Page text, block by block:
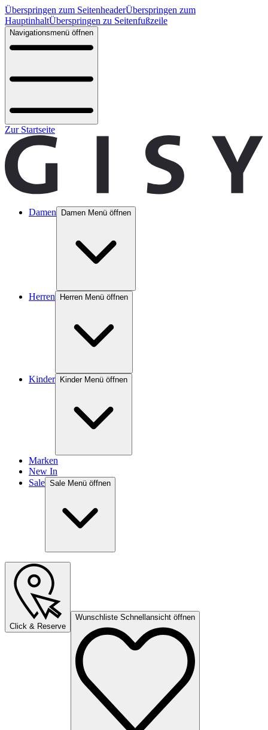
Überspringen zum SeitenheaderÜberspringen zum
HauptinhaltÜberspringen zu Seitenfußzeile
Navigationsmenü öffnen
Zur Startseite
Damen Damen Menü öffnen
Herren Herren Menü öffnen
Kinder Kinder Menü öffnen
Marken
New In
Sale Sale Menü öffnen
Click & Reserve
Wunschliste Schnellansicht öffnen